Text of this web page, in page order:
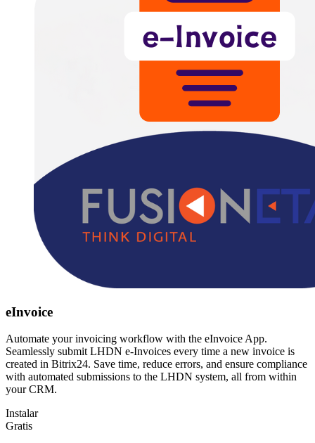
eInvoice
Automate your invoicing workflow with the eInvoice App.
Seamlessly submit LHDN e-Invoices every time a new invoice is
created in Bitrix24. Save time, reduce errors, and ensure compliance
with automated submissions to the LHDN system, all from within
your CRM.
Instalar
Gratis